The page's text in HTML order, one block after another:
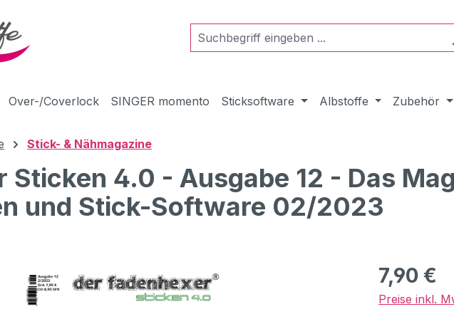
Over-/Coverlock SINGER momento Sticksoftware Albstoffe Zubehör
Stick- & Nähmagazine
Sticken 4.0 - Ausgabe 12 - Das
und Stick-Software 02/2023
Regulärer
7,90 €
Preise inkl.